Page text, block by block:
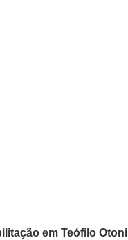
em Teófilo Otoni